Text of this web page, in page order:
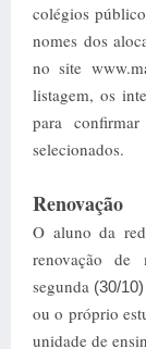
colégios
nomes dos
no site
listagem, os
para
selecionados.
Renovação
O aluno da
renovação de
segunda (30/10)
ou o próprio
unidade de